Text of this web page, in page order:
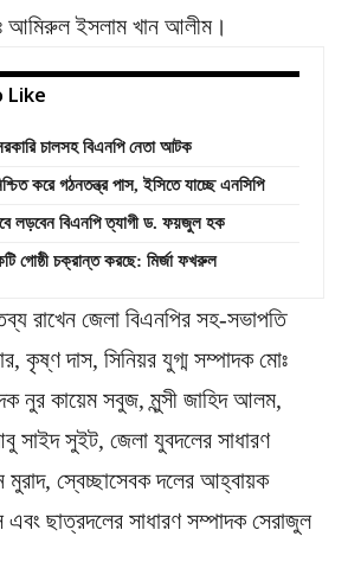
আমিরুল ইসলাম খান আলীম।
Like
চালসহ বিএনপি নেতা আটক
করে গঠনতন্ত্র পাস, ইসিতে যাচ্ছে এনসিপি
লড়বেন বিএনপি ত্যাগী ড. ফয়জুল হক
গোষ্ঠী চক্রান্ত করছে: মির্জা ফখরুল
রাখেন জেলা বিএনপির সহ-সভাপতি
কৃষ্ণ দাস, সিনিয়র যুগ্ম সম্পাদক মোঃ
নুর কায়েম সবুজ, মুন্সী জাহিদ আলম,
সাইদ সুইট, জেলা যুবদলের সাধারণ
মুরাদ, স্বেচ্ছাসেবক দলের আহ্বায়ক
ছাত্রদলের সাধারণ সম্পাদক সেরাজুল